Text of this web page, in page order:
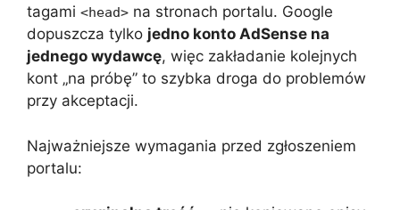
tagami <head> na stronach portalu. Google
dopuszcza tylko jedno konto AdSense na
jednego wydawcę, więc zakładanie kolejnych
kont „na próbę” to szybka droga do problemów
przy akceptacji.
Najważniejsze wymagania przed zgłoszeniem
portalu: